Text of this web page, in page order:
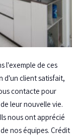
l'exemple de ces
d'un client satisfait,
contacte pour
leur nouvelle vie.
nous ont apprécié
nos équipes. Crédit